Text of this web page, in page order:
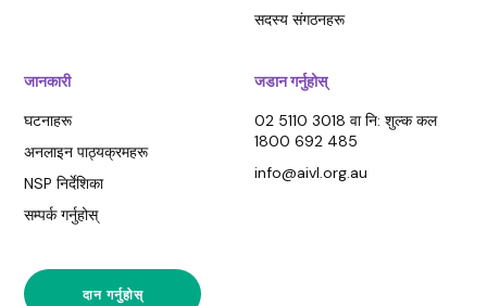
सदस्य संगठनहरू
जानकारी
घटनाहरू
अनलाइन पाठ्यक्रमहरू
NSP निर्देशिका
सम्पर्क गर्नुहोस्
जडान गर्नुहोस्
02 5110 3018 वा नि: शुल्क कल
1800 692 485
info@aivl.org.au
दान गर्नुहोस्